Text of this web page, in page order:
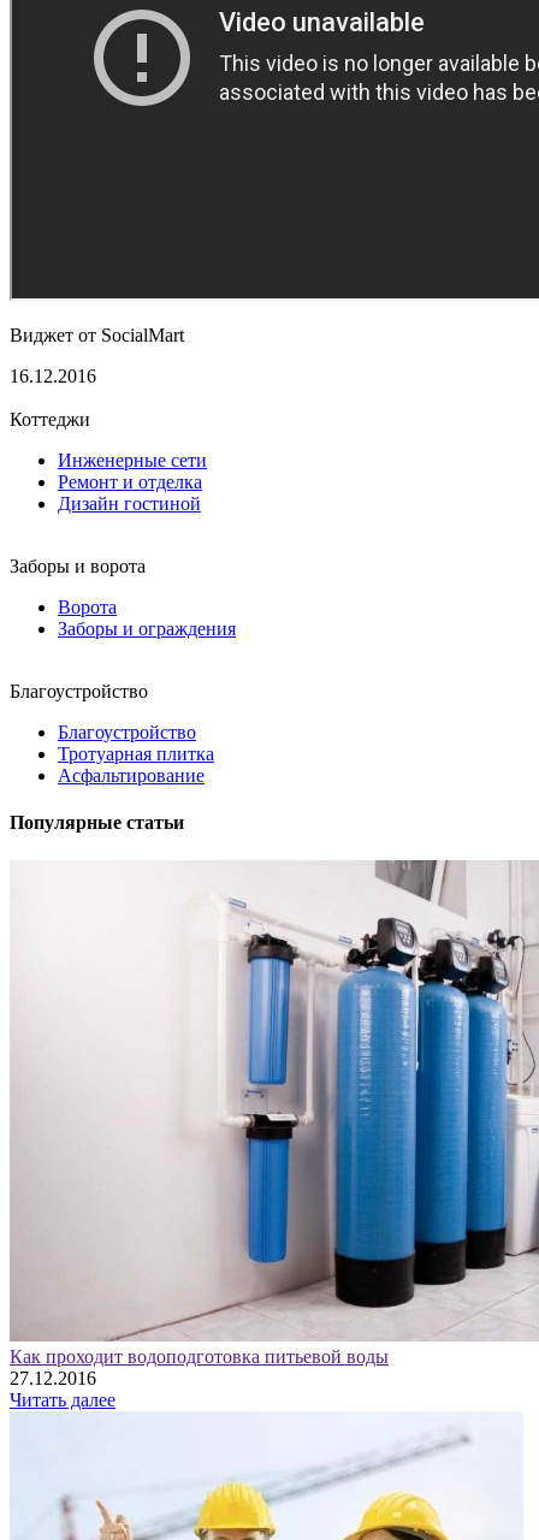
Виджет от SocialMart
16.12.2016
Коттеджи
Инженерные сети
Ремонт и отделка
Дизайн гостиной
Заборы и ворота
Ворота
Заборы и ограждения
Благоустройство
Благоустройство
Тротуарная плитка
Асфальтирование
Популярные статьи
Как проходит водоподготовка питьевой воды
27.12.2016
Читать далее